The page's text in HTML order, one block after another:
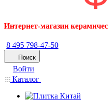
Интернет-магазин
8 495 798-47-50
Поиск
Войти
Каталог